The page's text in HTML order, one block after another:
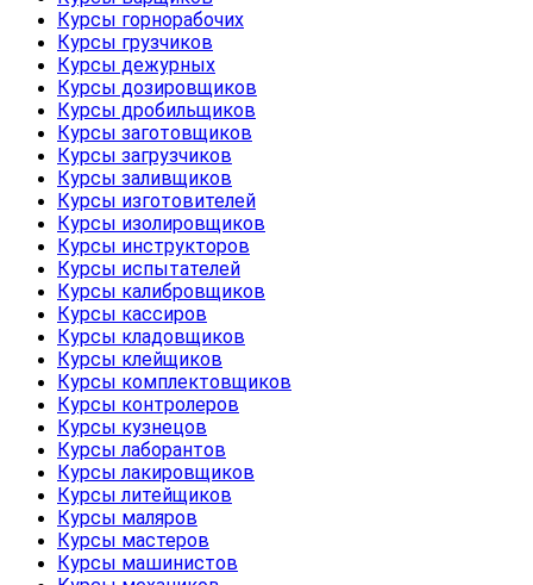
Курсы горнорабочих
Курсы грузчиков
Курсы дежурных
Курсы дозировщиков
Курсы дробильщиков
Курсы заготовщиков
Курсы загрузчиков
Курсы заливщиков
Курсы изготовителей
Курсы изолировщиков
Курсы инструкторов
Курсы испытателей
Курсы калибровщиков
Курсы кассиров
Курсы кладовщиков
Курсы клейщиков
Курсы комплектовщиков
Курсы контролеров
Курсы кузнецов
Курсы лаборантов
Курсы лакировщиков
Курсы литейщиков
Курсы маляров
Курсы мастеров
Курсы машинистов